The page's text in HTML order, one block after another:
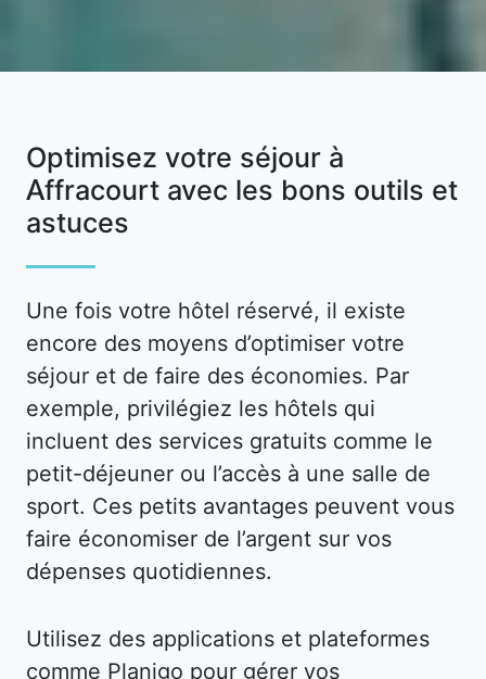
Optimisez votre séjour à
Affracourt avec les bons outils et
astuces
Une fois votre hôtel réservé, il existe
encore des moyens d’optimiser votre
séjour et de faire des économies. Par
exemple, privilégiez les hôtels qui
incluent des services gratuits comme le
petit-déjeuner ou l’accès à une salle de
sport. Ces petits avantages peuvent vous
faire économiser de l’argent sur vos
dépenses quotidiennes.
Utilisez des applications et plateformes
comme Planigo pour gérer vos